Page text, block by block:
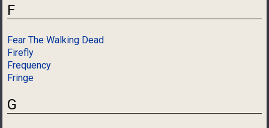
F
Fear The Walking Dead
Firefly
Frequency
Fringe
G